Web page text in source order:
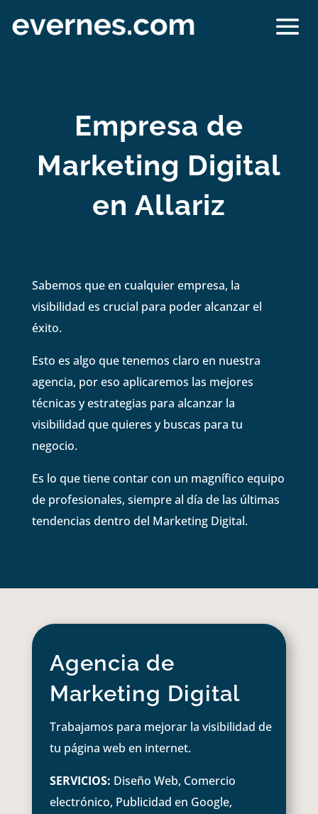
Empresa de
Marketing Digital
en Allariz
Sabemos que en cualquier empresa, la
visibilidad es crucial para poder alcanzar el
éxito.
Esto es algo que tenemos claro en nuestra
agencia, por eso aplicaremos las mejores
técnicas y estrategias para alcanzar la
visibilidad que quieres y buscas para tu
negocio.
Es lo que tiene contar con un magnífico equipo
de profesionales, siempre al día de las últimas
tendencias dentro del Marketing Digital.
Agencia de
Marketing Digital
Trabajamos para mejorar la visibilidad de
tu página web en internet.
SERVICIOS: Diseño Web, Comercio
electrónico, Publicidad en Google,